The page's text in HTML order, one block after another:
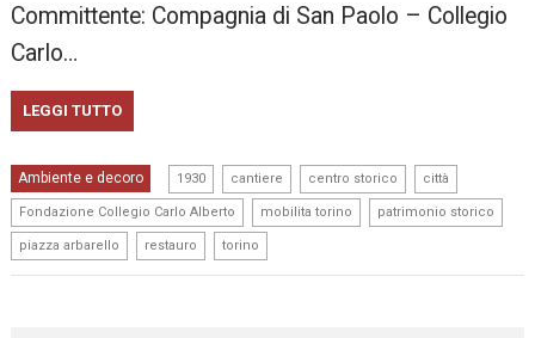
Committente: Compagnia di San Paolo – Collegio
Carlo…
LEGGI TUTTO
Ambiente e decoro 1930 cantiere centro storico città
Fondazione Collegio Carlo Alberto mobilita torino patrimonio storico
piazza arbarello restauro torino